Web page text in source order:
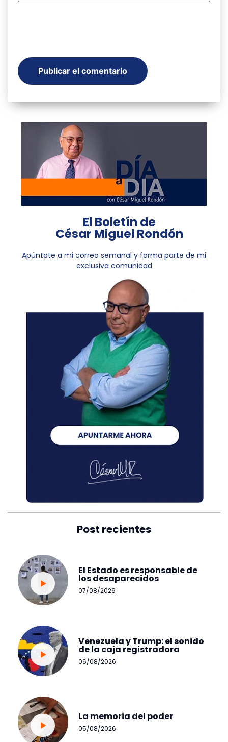
El Boletín de
César Miguel Rondón
Apúntate a mi correo semanal y forma parte de mi
exclusiva comunidad
Post recientes
El Estado es responsable de
los desaparecidos
07/08/2026
Venezuela y Trump: el sonido
de la caja registradora
06/08/2026
La memoria del poder
05/08/2026